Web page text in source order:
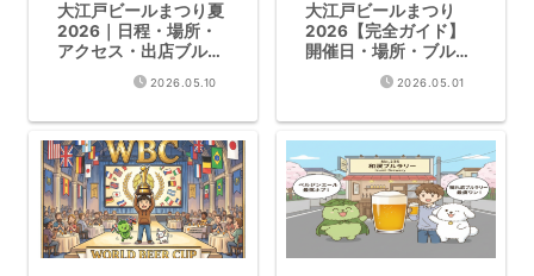
大江戸ビールまつり夏
2026｜日程・場所・
アクセス・出店ブルワ
リー完全ガイド
2026.05.10
大江戸ビールまつり
2026【完全ガイド】
開催日・場所・ブルワ
2026.05.01